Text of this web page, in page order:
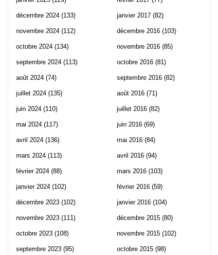
décembre 2024 (133)
novembre 2024 (112)
octobre 2024 (134)
septembre 2024 (113)
août 2024 (74)
juillet 2024 (135)
juin 2024 (110)
mai 2024 (117)
avril 2024 (136)
mars 2024 (113)
février 2024 (88)
janvier 2024 (102)
décembre 2023 (102)
novembre 2023 (111)
octobre 2023 (108)
septembre 2023 (95)
janvier 2017 (82)
décembre 2016 (103)
novembre 2016 (85)
octobre 2016 (81)
septembre 2016 (82)
août 2016 (71)
juillet 2016 (82)
juin 2016 (69)
mai 2016 (84)
avril 2016 (94)
mars 2016 (103)
février 2016 (59)
janvier 2016 (104)
décembre 2015 (80)
novembre 2015 (102)
octobre 2015 (98)